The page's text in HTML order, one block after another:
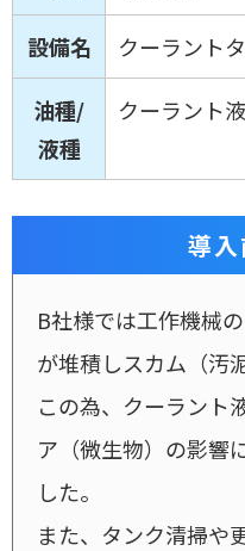
設備名 クーラント
油種/
液種
クーラント液
導
B社様では工作機械
が堆積しスカム（汚
この為、クーラント
ア（微生物）の影響
した。
また、タンク清掃や